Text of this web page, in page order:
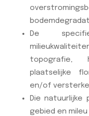
De
topografie,
plaatselijke
en/of
Die natuurlijke
gebied en